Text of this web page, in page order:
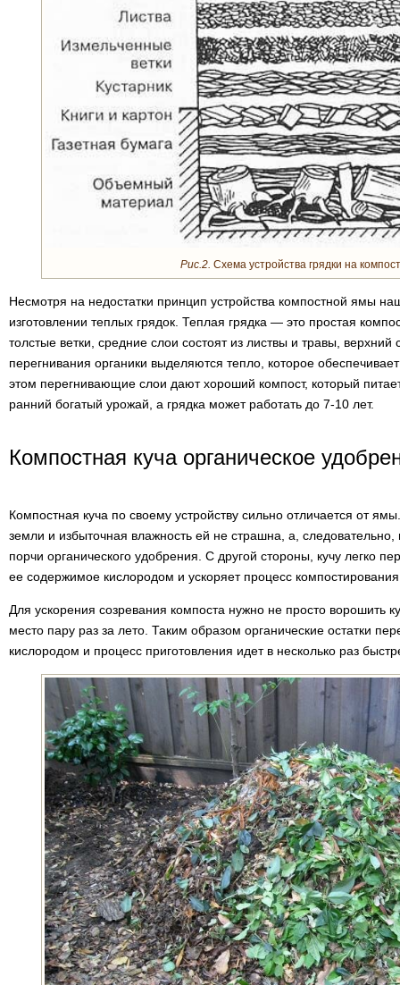
Рис.2. Схема устройства грядки на
Несмотря на недостатки принцип устройства компостной ямы
изготовлении теплых грядок. Теплая грядка — это простая
толстые ветки, средние слои состоят из листвы и травы,
перегнивания органики выделяются тепло, которое
этом перегнивающие слои дают хороший компост, который
ранний богатый урожай, а грядка может работать до 7-10 лет.
Компостная куча органическое
Компостная куча по своему устройству сильно отличается от
земли и избыточная влажность ей не страшна, а,
порчи органического удобрения. С другой стороны, кучу легко
ее содержимое кислородом и ускоряет процесс
Для ускорения созревания компоста нужно не просто ворошить
место пару раз за лето. Таким образом органические остатки
кислородом и процесс приготовления идет в несколько раз